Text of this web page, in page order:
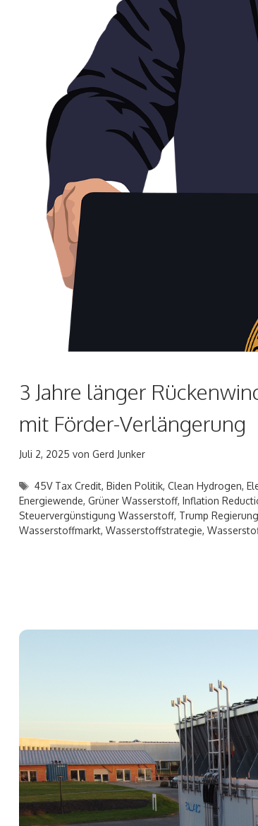
3 Jahre länger
mit Förder-Verlängerung
Juli 2, 2025 von Gerd Junker
Schlagwörter
45V Tax Credit,Biden Politik,Clean Hydrogen,
Energiewende, Grüner Wasserstoff, Inflation
Steuervergünstigung Wasserstoff, Trump Regierung
Wasserstoffmarkt, Wasserstoffstrategie,